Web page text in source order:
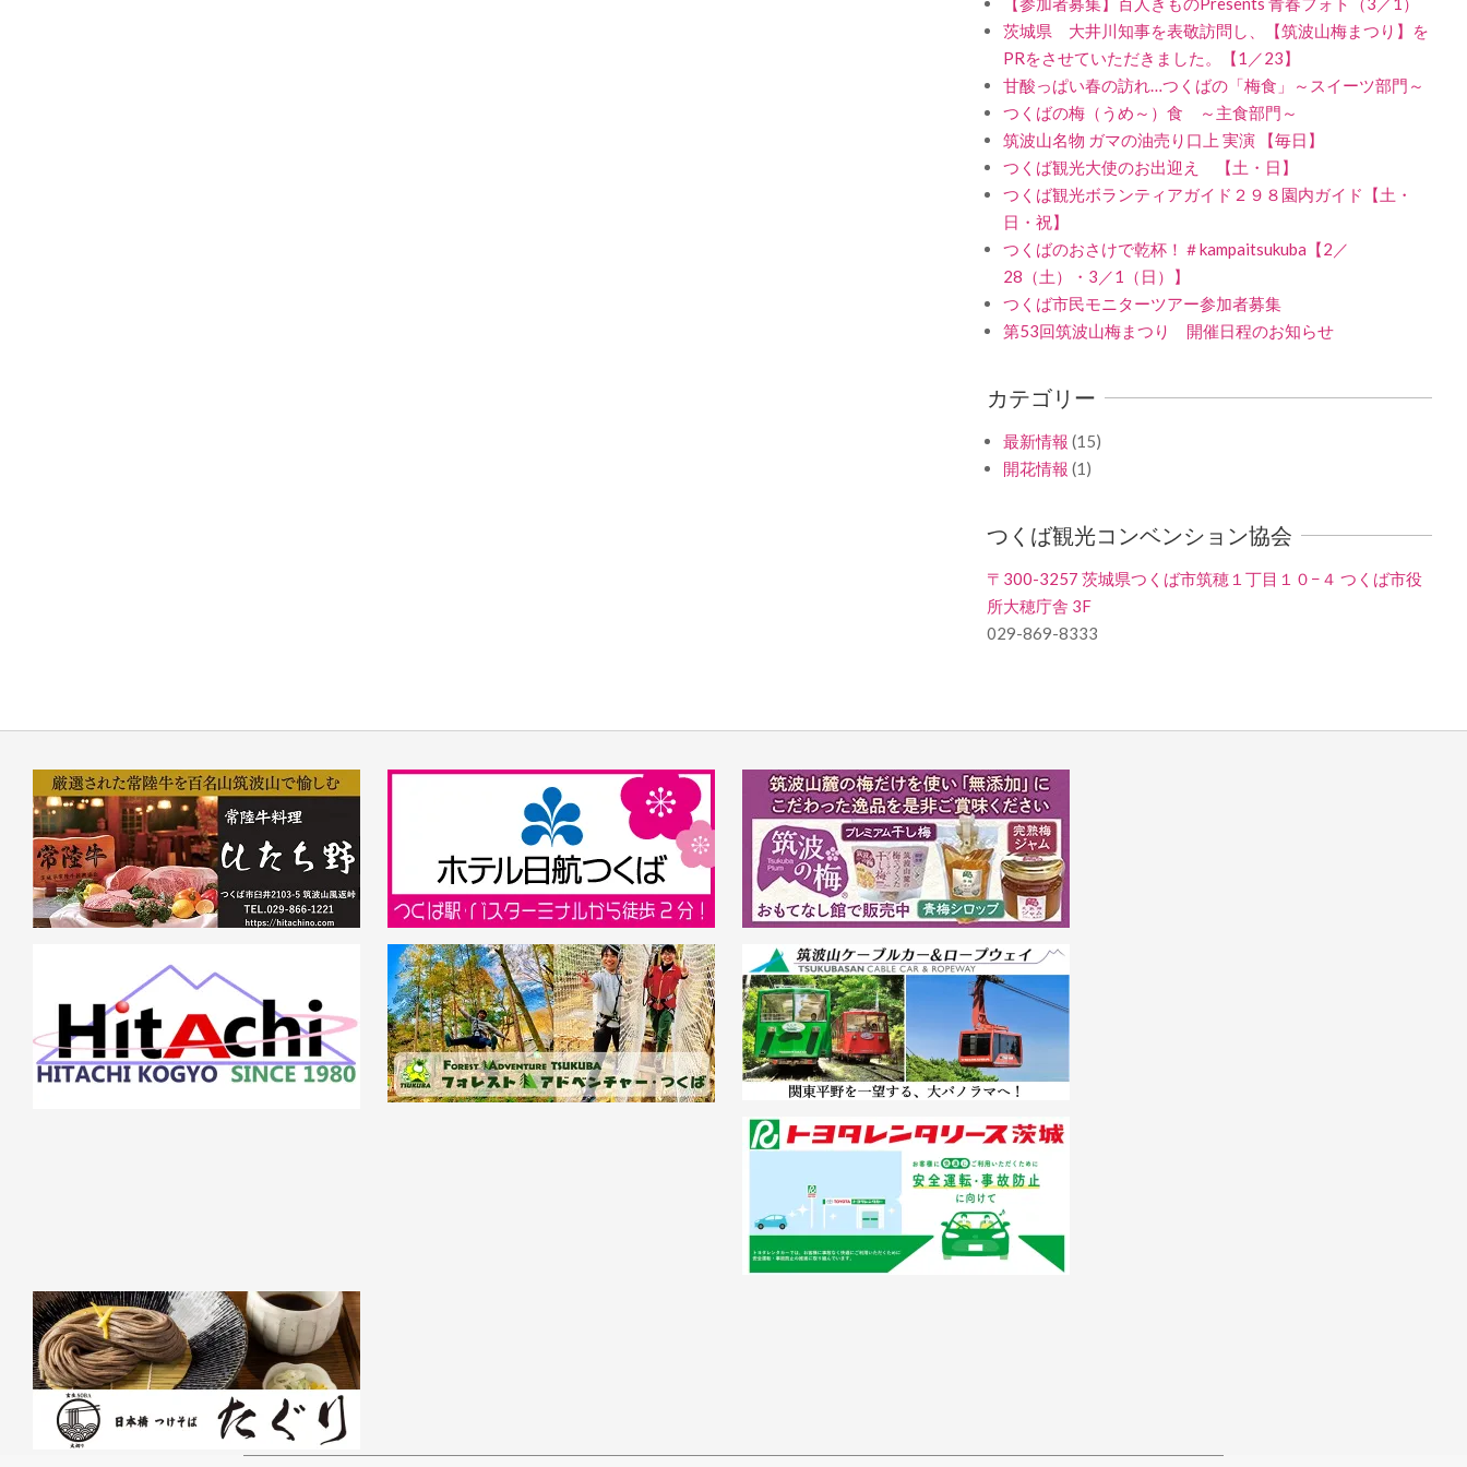
茨城県 大井川知事を表敬訪問し、【筑波山梅まつり】を
PRをさせていただきました。【1／23】
甘酸っぱい春の訪れ…つくばの「梅食」～スイーツ部門～
つくばの梅（うめ～）食 ～主食部門～
筑波山名物 ガマの油売り口上 実演 【毎日】
つくば観光大使のお出迎え 【土・日】
つくば観光ボランティアガイド２９８園内ガイド【土・
日・祝】
つくばのおさけで乾杯！＃kampaitsukuba【2／
28（土）・3／1（日）】
つくば市民モニターツアー参加者募集
第53回筑波山梅まつり 開催日程のお知らせ
カテゴリー
最新情報 (15)
開花情報 (1)
つくば観光コンベンション協会
〒300-3257 茨城県つくば市筑穂１丁目１０−４ つくば市役
所大穂庁舎 3F
029-869-8333